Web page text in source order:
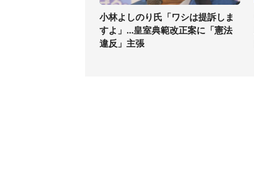
小林よしのり氏「ワシは提訴しま
すよ」...皇室典範改正案に「憲法
違反」主張